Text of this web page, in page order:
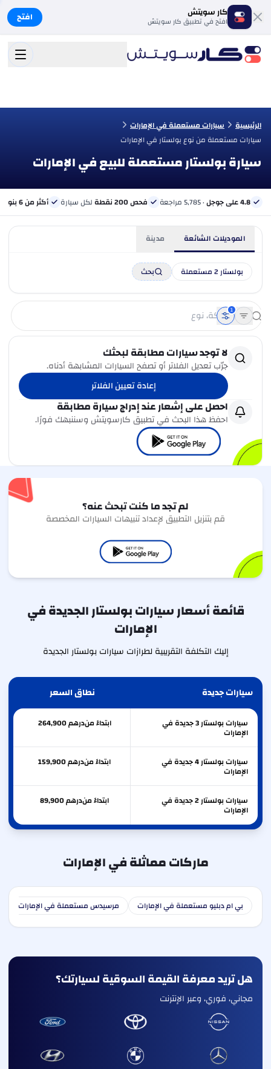
كار سويتش
افتح في تطبيق كار سويتش افتح
الرئيسية
سيارات مستعملة في الإمارات
سيارات مستعملة من نوع بولستار في الإمارات
سيارة بولستار مستعملة للبيع في الإمارات
4.8 على جوجل · 5,785 مراجعة فحص 200 نقطة لكل سيارة أكثر من 6 بنوك
الموديلات الشائعة مدينة
بولستار 2 مستعملة بحث
1
لا توجد سيارات مطابقة لبحثك
جرّب تعديل الفلاتر أو تصفح السيارات المشابهة أدناه.
إعادة تعيين الفلاتر
احصل على إشعار عند إدراج سيارة مطابقة
احفظ هذا البحث في تطبيق كارسويتش وسننبهك فورًا.
لم تجد ما كنت تبحث عنه؟
قم بتنزيل التطبيق لإعداد تنبيهات السيارات المخصصة
قائمة أسعار سيارات بولستار الجديدة في
الإمارات
إليك التكلفة التقريبية لطرازات سيارات بولستار الجديدة
سيارات جديدة نطاق السعر
سيارات بولستار 3 جديدة في
الإمارات
ابتداءً من 264,900درهم
سيارات بولستار 4 جديدة في
الإمارات
ابتداءً من 159,900درهم
سيارات بولستار 2 جديدة في
الإمارات
ابتداءً من 89,900درهم
ماركات مماثلة في الإمارات
بي ام دبليو مستعملة في الإمارات مرسيدس مستعملة في الإمارات
هل تريد معرفة القيمة السوقية لسيارتك؟
مجاني، فوري، وعبر الإنترنت